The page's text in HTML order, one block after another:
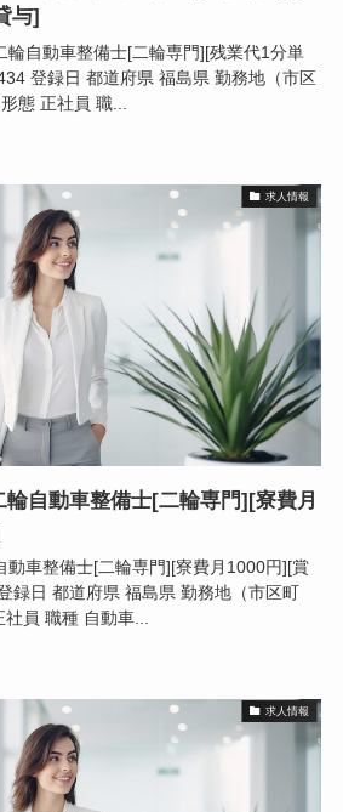
与]
輪自動車整備士[二輪専門][残業代1分単
登録日 都道府県 福島県 勤務地（市区
態 正社員 職...
求人情報
輪自動車整備士[二輪専門][寮費月
動車整備士[二輪専門][寮費月1000円][賞
録日 都道府県 福島県 勤務地（市区町
員 職種 自動車...
求人情報